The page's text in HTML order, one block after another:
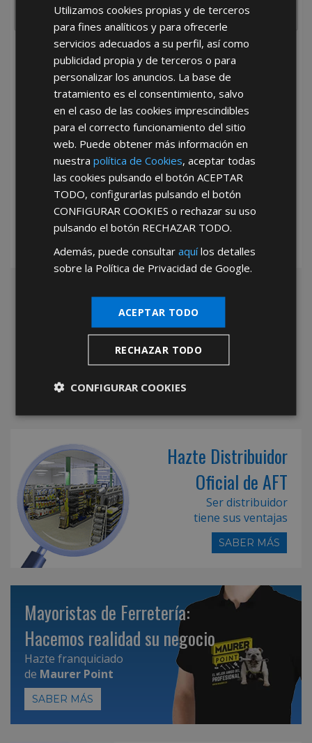
He leído y acepto la Política de Privacidad
*Abstenerse particulares, sólo venta a tiendas y empresas minoristas y
Hazte Distribuidor
Oficial de AFT
Ser distribuidor
tiene sus ventajas
SABER MÁS
Mayoristas de Ferretería:
Hacemos realidad su negocio
Hazte franquiciado
de Maurer Point
SABER MÁS
Utilizamos cookies propias y de terceros
para fines analíticos y para ofrecerle
servicios adecuados a su perfil, así como
publicidad propia y de terceros o para
personalizar los anuncios. La base de
tratamiento es el consentimiento, salvo
en el caso de las cookies imprescindibles
para el correcto funcionamiento del sitio
web. Puede obtener más información en
nuestrapolítica de Cookies, aceptar todas
las cookies pulsando el botónACEPTAR
TODO, configurarlas pulsando el botón
CONFIGURAR COOKIES o rechazar su uso
pulsando el botón RECHAZAR TODO.
Además, puede consultaraquílos detalles
sobre la Política de Privacidad de Google.
ACEPTAR TODO
RECHAZAR TODO
CONFIGURAR COOKIES